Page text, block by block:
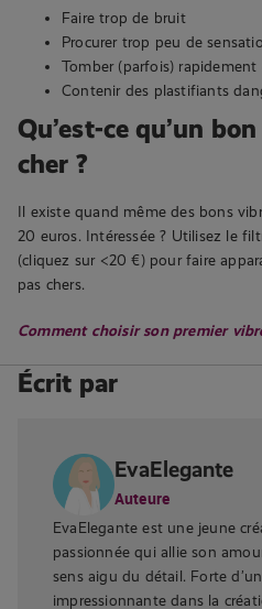
Faire trop de bruit
Procurer trop peu de
Tomber (parfois) rapidement
Contenir des plastifiants
Qu’est-ce qu’un
cher ?
Il existe quand même des bons
20 euros. Intéressée ? Utilisez le
(cliquez sur <20 €) pour faire
pas chers.
Comment choisir son premier
Écrit par
EvaElegante
Auteure
EvaElegante est une jeune
passionnée qui allie son
sens aigu du détail. Forte
impressionnante dans la